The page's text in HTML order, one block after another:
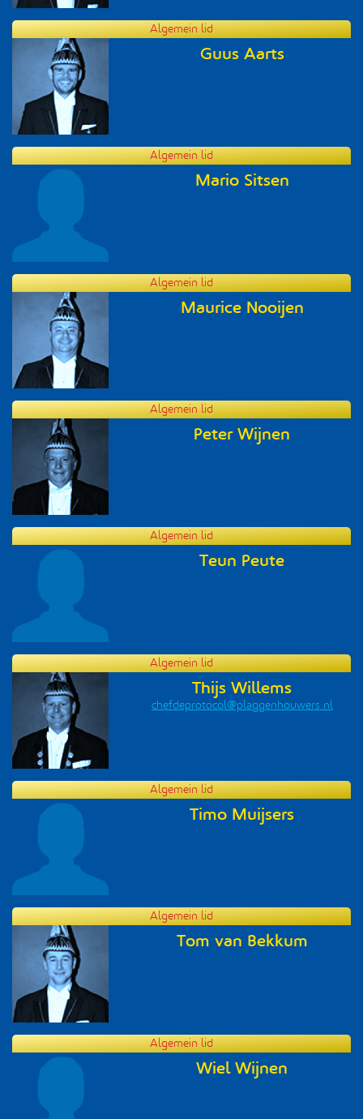
Algemein lid
Guus Aarts
Algemein lid
Mario Sitsen
Algemein lid
Maurice Nooijen
Algemein lid
Peter Wijnen
Algemein lid
Teun Peute
Algemein lid
Thijs Willems
chefdeprotocol@plaggenhouwers.nl
Algemein lid
Timo Muijsers
Algemein lid
Tom van Bekkum
Algemein lid
Wiel Wijnen